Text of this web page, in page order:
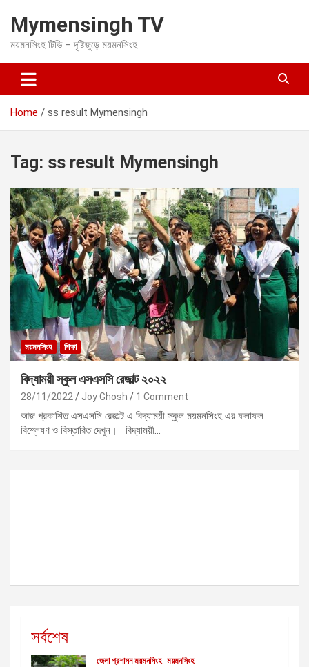
t
c
Mymensingh TV
ময়মনসিংহ টিভি – দৃষ্টিজুড়ে ময়মনসিংহ
Home ss result Mymensingh
Tag: ss result Mymensingh
ময়মনসিংহ শিক্ষা
বিদ্যাময়ী স্কুল এসএসসি রেজাল্ট ২০২২
28/11/2022 Joy Ghosh 1 Comment
আজ প্রকাশিত এসএসসি রেজাল্ট এ বিদ্যাময়ী স্কুল ময়মনসিংহ এর ফলাফল
বিশ্লেষণ ও বিস্তারিত দেখুন। বিদ্যাময়ী…
সর্বশেষ
জেলা প্রশাসন ময়মনসিংহ ময়মনসিংহ